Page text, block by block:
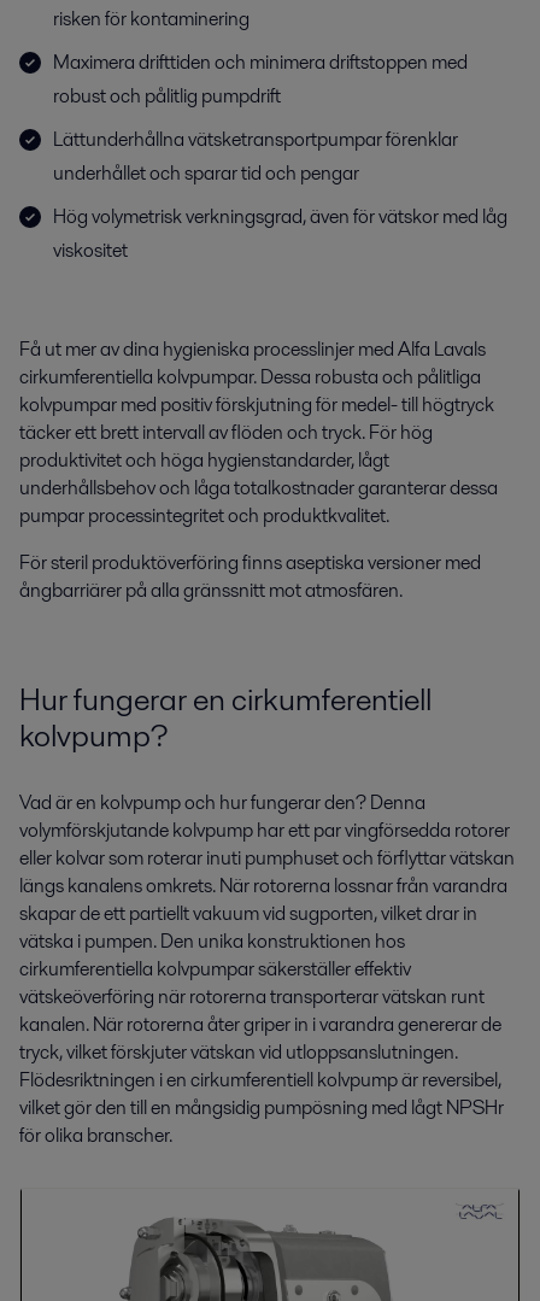
risken för kontaminering
Maximera drifttiden och minimera driftstoppen med
robust och pålitlig pumpdrift
Lättunderhållna vätsketransportpumpar förenklar
underhållet och sparar tid och pengar
Hög volymetrisk verkningsgrad, även för vätskor med låg
viskositet
Få ut mer av dina hygieniska processlinjer med Alfa Lavals
cirkumferentiella kolvpumpar. Dessa robusta och pålitliga
kolvpumpar med positiv förskjutning för medel- till högtryck
täcker ett brett intervall av flöden och tryck. För hög
produktivitet och höga hygienstandarder, lågt
underhållsbehov och låga totalkostnader garanterar dessa
pumpar processintegritet och produktkvalitet.
För steril produktöverföring finns aseptiska versioner med
ångbarriärer på alla gränssnitt mot atmosfären.
Hur fungerar en cirkumferentiell
kolvpump?
Vad är en kolvpump och hur fungerar den? Denna
volymförskjutande kolvpump har ett par vingförsedda rotorer
eller kolvar som roterar inuti pumphuset och förflyttar vätskan
längs kanalens omkrets. När rotorerna lossnar från varandra
skapar de ett partiellt vakuum vid sugporten, vilket drar in
vätska i pumpen. Den unika konstruktionen hos
cirkumferentiella kolvpumpar säkerställer effektiv
vätskeöverföring när rotorerna transporterar vätskan runt
kanalen. När rotorerna åter griper in i varandra genererar de
tryck, vilket förskjuter vätskan vid utloppsanslutningen.
Flödesriktningen i en cirkumferentiell kolvpump är reversibel,
vilket gör den till en mångsidig pumpösning med lågt NPSHr
för olika branscher.